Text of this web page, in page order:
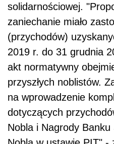
solidarnościowej.
zaniechanie miało
(przychodów)
2019 r. do 31 grudnia
akt normatywny
przyszłych noblistów.
na wprowadzenie
dotyczących
Nobla i Nagrody